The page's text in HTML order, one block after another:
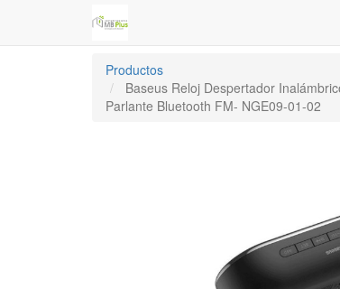
Productos
Baseus Reloj Despertador
Parlante Bluetooth FM- NGE09-01-02